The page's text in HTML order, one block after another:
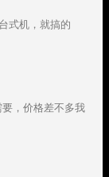
式机，就搞的
，价格差不多我